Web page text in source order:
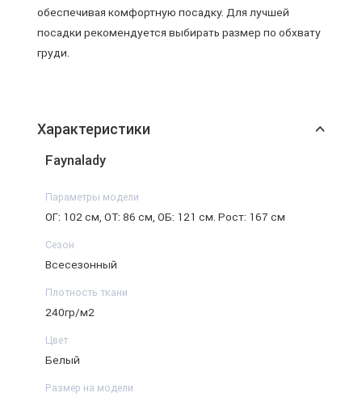
обеспечивая комфортную посадку. Для лучшей
посадки рекомендуется выбирать размер по обхвату
груди.
Характеристики
Faynalady
Параметры модели
ОГ: 102 см, ОТ: 86 см, ОБ: 121 см. Рост: 167 см
Сезон
Всесезонный
Плотность ткани
240гр/м2
Цвет
Белый
Размер на модели